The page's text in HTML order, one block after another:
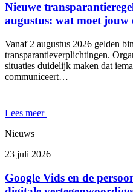
Nieuwe
augustus: wat moet jouw
Vanaf 2 augustus 2026 gelden
transparantieverplichtingen.
situaties duidelijk maken dat
communiceert…
Lees meer
Nieuws
23 juli 2026
Google Vids en de